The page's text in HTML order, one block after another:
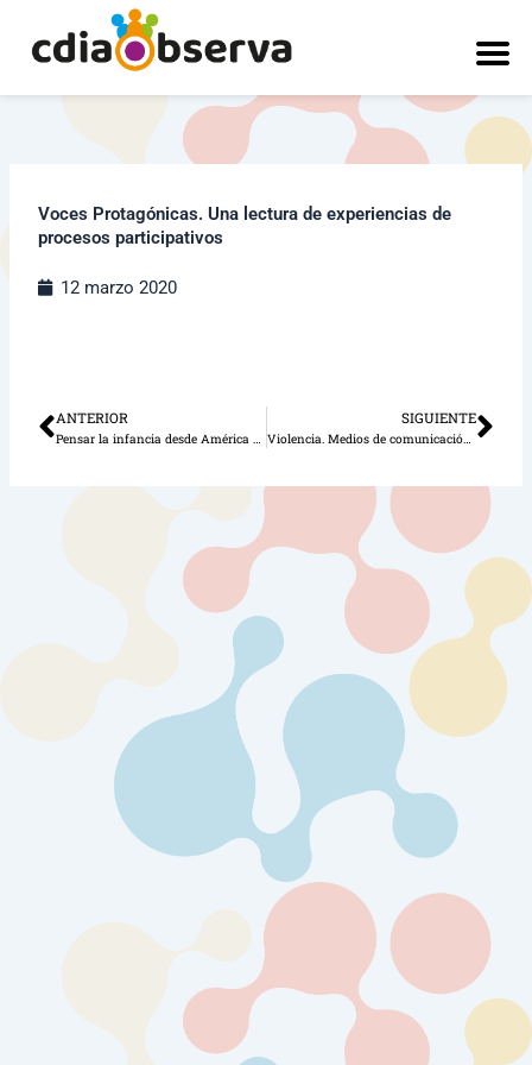
contenido
Voces Protagónicas. Una lectura de experiencias de
procesos participativos
12 marzo 2020
Ant
ANTERIOR
Pensar la infancia desde América Latina
SIGUIENTE
Violencia. Medios de comunicación y representaciones sociales